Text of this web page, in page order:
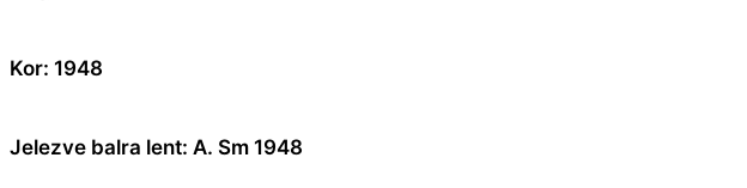
Kor: 1948
Jelezve balra lent: A. Sm 1948